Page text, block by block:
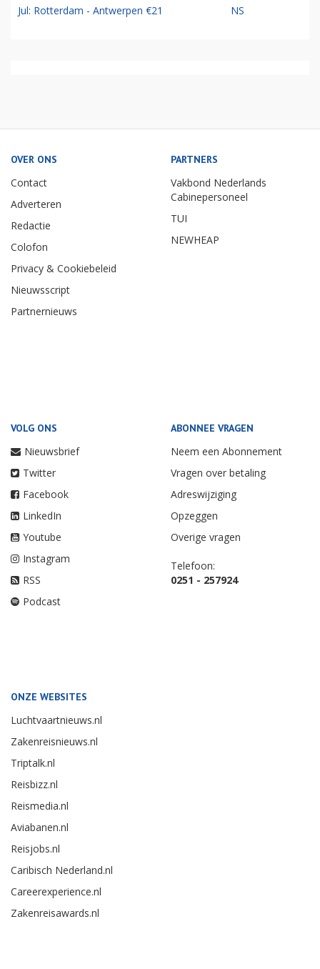
Jul: Rotterdam - Antwerpen €21 NS
OVER ONS
Contact
Adverteren
Redactie
Colofon
Privacy & Cookiebeleid
Nieuwsscript
Partnernieuws
PARTNERS
Vakbond Nederlands
Cabinepersoneel
TUI
NEWHEAP
VOLG ONS
Nieuwsbrief
Twitter
Facebook
LinkedIn
Youtube
Instagram
RSS
Podcast
ABONNEE VRAGEN
Neem een Abonnement
Vragen over betaling
Adreswijziging
Opzeggen
Overige vragen
Telefoon:
0251 - 257924
ONZE WEBSITES
Luchtvaartnieuws.nl
Zakenreisnieuws.nl
Triptalk.nl
Reisbizz.nl
Reismedia.nl
Aviabanen.nl
Reisjobs.nl
Caribisch Nederland.nl
Careerexperience.nl
Zakenreisawards.nl